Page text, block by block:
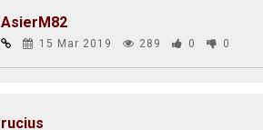
AsierM82
15 Mar 2019 289 0 0
rucius